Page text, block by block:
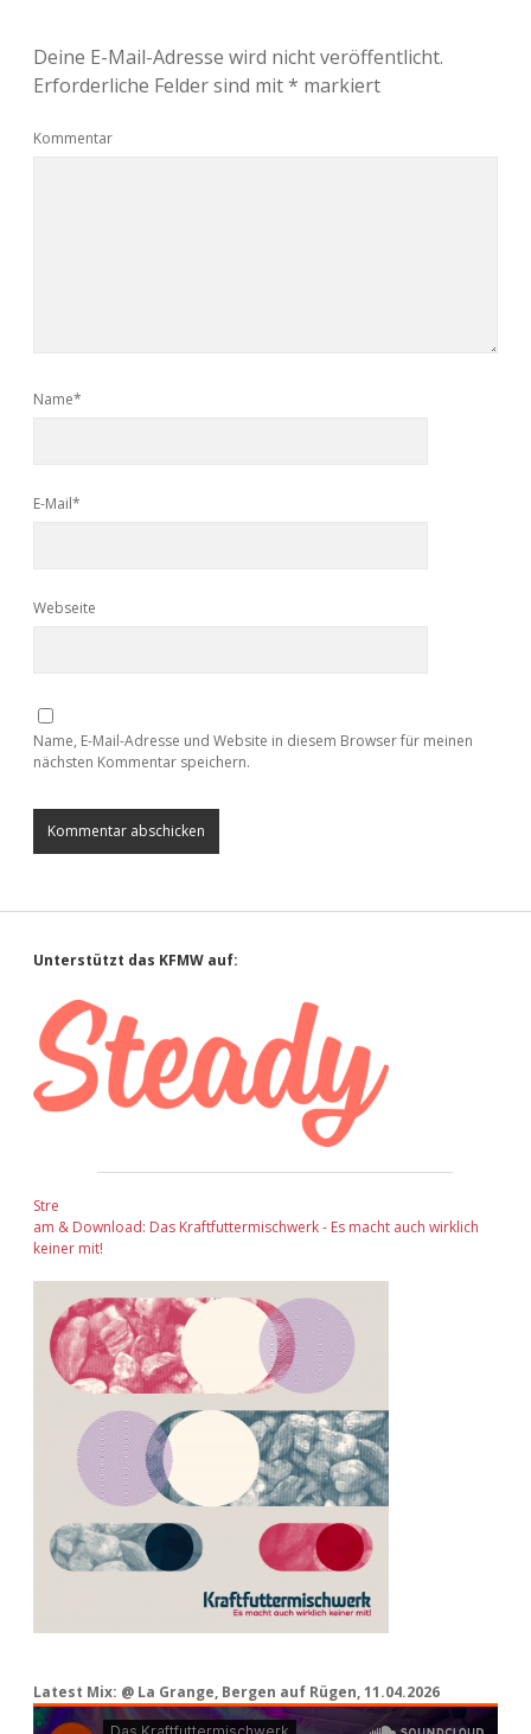
Deine E-Mail-Adresse wird nicht veröffentlicht.
Erforderliche Felder sind mit* markiert
Kommentar
Name*
E-Mail*
Webseite
Name, E-Mail-Adresse und Website in diesem Browser für meinen
nächsten Kommentar speichern.
Sidebar
Unterstützt das KFMW auf:
Stre
am & Download: Das Kraftfuttermischwerk - Es macht auch wirklich
keiner mit!
Latest Mix: @ La Grange, Bergen auf Rügen, 11.04.2026